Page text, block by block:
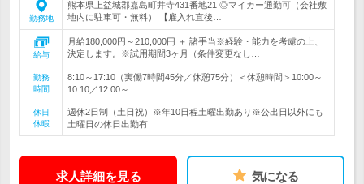
勤務地
熊本県上益城郡嘉島町井寺431番地21 ◎マイカー通勤可（会社敷
地内に駐車可・無料） 【雇入れ直後…
給与
月給180,000円～210,000円 ＋ 諸手当※経験・能力を考慮の上、
決定します。※試用期間3ヶ月（条件変更なし…
勤務
時間
8:10～17:10（実働7時間45分／休憩75分）＜休憩時間＞10:00～
10:10／12:00～…
休日
休暇
週休2日制（土日祝）※年10日程土曜出勤あり※公出日以外にも
土曜日の休日出勤有
求人詳細を見る 気になる